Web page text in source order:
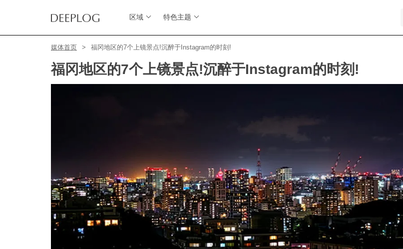
区域 特色主题
媒体首页 福冈地区的7个上镜景点!沉醉于Instagram的时刻!
福冈地区的7个上镜景点!沉醉于Instagram的时刻!